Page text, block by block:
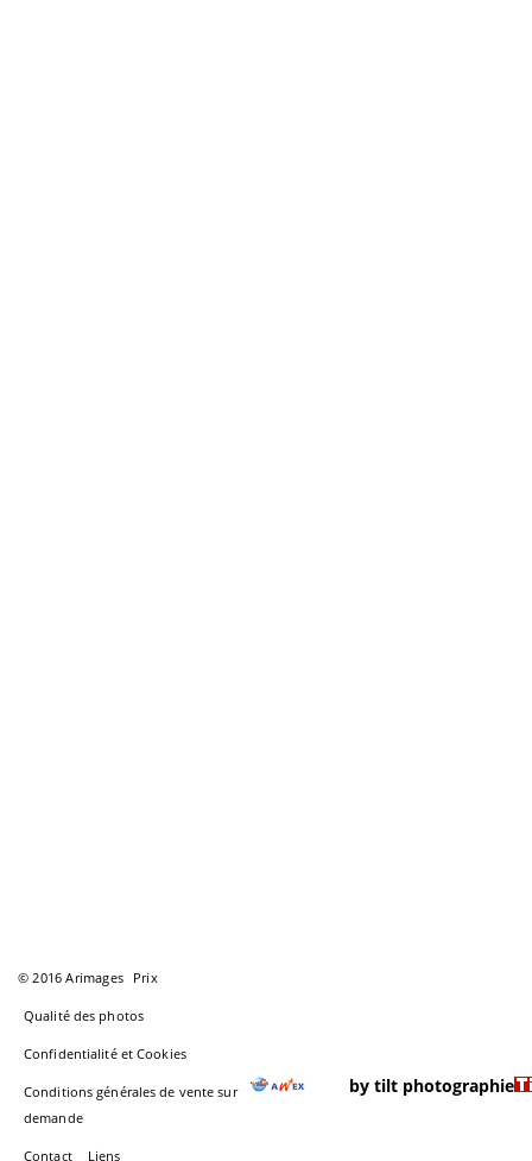
© 2016 Arimages Prix
Qualité des photos
Confidentialité et Cookies
Conditions générales de vente sur
demande
Contact Liens
by tilt photographie